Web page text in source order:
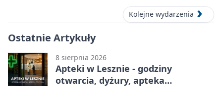
Kolejne wydarzenia
Ostatnie Artykuły
8 sierpnia 2026
Apteki w Lesznie - godziny
otwarcia, dyżury, apteka